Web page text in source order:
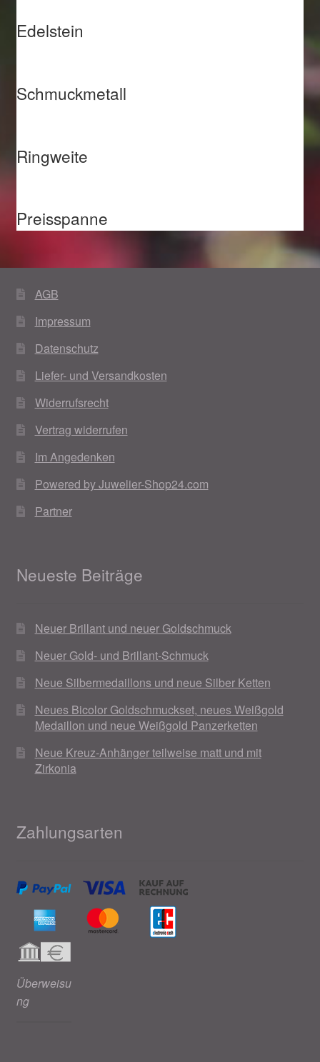
Edelstein
Schmuckmetall
Ringweite
Preisspanne
AGB
Impressum
Datenschutz
Liefer- und Versandkosten
Widerrufsrecht
Vertrag widerrufen
Im Angedenken
Powered by Juwelier-Shop24.com
Partner
Neueste Beiträge
Neuer Brillant und neuer Goldschmuck
Neuer Gold- und Brillant-Schmuck
Neue Silbermedaillons und neue Silber Ketten
Neues Bicolor Goldschmuckset, neues Weißgold
Medaillon und neue Weißgold Panzerketten
Neue Kreuz-Anhänger teilweise matt und mit
Zirkonia
Zahlungsarten
Überweisu
ng